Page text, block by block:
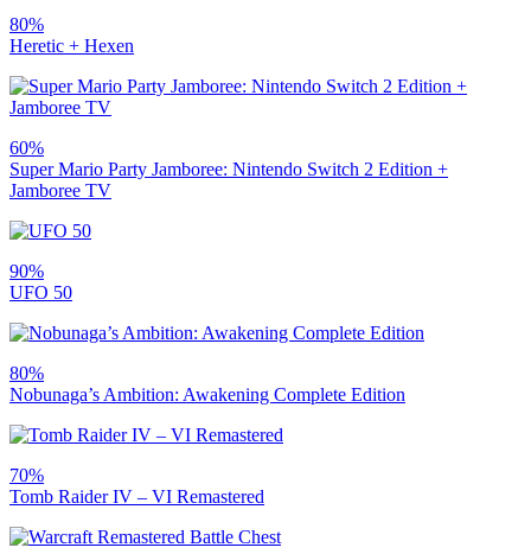
80%
Heretic + Hexen
60%
Super Mario Party Jamboree: Nintendo Switch 2 Edition +
Jamboree TV
90%
UFO 50
80%
Nobunaga’s Ambition: Awakening Complete Edition
70%
Tomb Raider IV – VI Remastered